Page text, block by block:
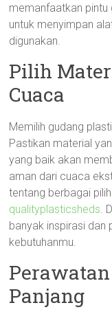
memanfaatkan
untuk menyimpan
digunakan.
Pilih
Cuaca
Memilih gudang
Pastikan material
yang baik akan
aman dari cuaca
tentang berbagai
qualityplasticsheds.
banyak inspirasi dan
kebutuhanmu.
Panjang